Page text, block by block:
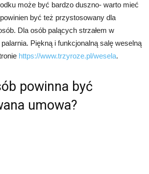
może być bardzo duszno- warto mieć
być też przystosowany dla
Dla osób palących strzałem w
Piękną i funkcjonalną salę weselną
https://www.trzyroze.pl/wesela.
powinna być
umowa?